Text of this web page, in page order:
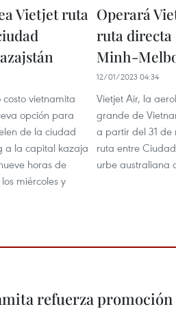
Vietjet ruta
vietnamita
opción para
de la ciudad
a la capital kazaja
horas de
miércoles y
Operará
ruta directa
Minh-
12/01/2023 04:34
Vietjet Air, la
grande de
a partir del 31
ruta entre
urbe australiana
refuerza